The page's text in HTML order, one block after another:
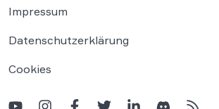
Impressum
Datenschutzerklärung
Cookies